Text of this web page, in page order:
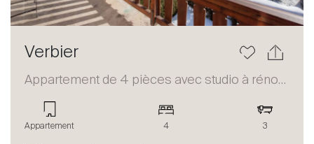
Contacter
Le blog
Verbier
Appartement de 4 pièces avec studio à rénover
Appartement 4 3